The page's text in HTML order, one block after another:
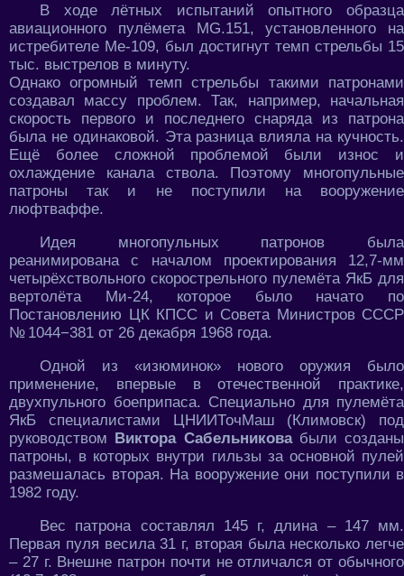
В ходе лётных испытаний опытного образца
авиационного пулёмета MG.151, установленного на
истребителе Me-109, был достигнут темп стрельбы 15
тыс. выстрелов в минуту.
Однако огромный темп стрельбы такими патронами
создавал массу проблем. Так, например, начальная
скорость первого и последнего снаряда из патрона
была не одинаковой. Эта разница влияла на кучность.
Ещё более сложной проблемой были износ и
охлаждение канала ствола. Поэтому многопульные
патроны так и не поступили на вооружение
люфтваффе.
Идея многопульных патронов была
реанимирована с началом проектирования 12,7-мм
четырёхствольного скорострельного пулемёта ЯкБ для
вертолёта Ми-24, которое было начато по
Постановлению ЦК КПСС и Совета Министров СССР
№ 1044−381 от 26 декабря 1968 года.
Одной из «изюминок» нового оружия было
применение, впервые в отечественной практике,
двухпульного боеприпаса. Специально для пулемёта
ЯкБ специалистами ЦНИИТочМаш (Климовск) под
руководством Bиктора Сабельниковабыли созданы
патроны, в которых внутри гильзы за основной пулей
размешалась вторая. На вооружение они поступили в
1982 году.
Вес патрона составлял 145 г, длина – 147 мм.
Первая пуля весила 31 г, вторая была несколько легче
– 27 г. Внешне патрон почти не отличался от обычного